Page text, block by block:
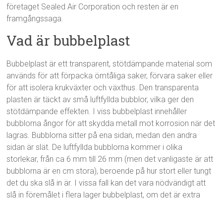
företaget Sealed Air Corporation och resten är en
framgångssaga.
Vad är bubbelplast
Bubbelplast är ett transparent, stötdämpande material som
används för att förpacka ömtåliga saker, förvara saker eller
för att isolera krukväxter och växthus. Den transparenta
plasten är täckt av små luftfyllda bubblor, vilka ger den
stötdämpande effekten. I viss bubbelplast innehåller
bubblorna ångor för att skydda metall mot korrosion när det
lagras. Bubblorna sitter på ena sidan, medan den andra
sidan är slät. De luftfyllda bubblorna kommer i olika
storlekar, från ca 6 mm till 26 mm (men det vanligaste är att
bubblorna är en cm stora), beroende på hur stort eller tungt
det du ska slå in är. I vissa fall kan det vara nödvändigt att
slå in föremålet i flera lager bubbelplast, om det är extra